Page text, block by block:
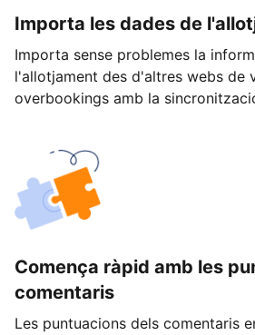
Importa les dades de
Importa sense problemes la
l'allotjament des d'altres webs de
overbookings amb la
Comença ràpid amb les
comentaris
Les puntuacions dels comentaris